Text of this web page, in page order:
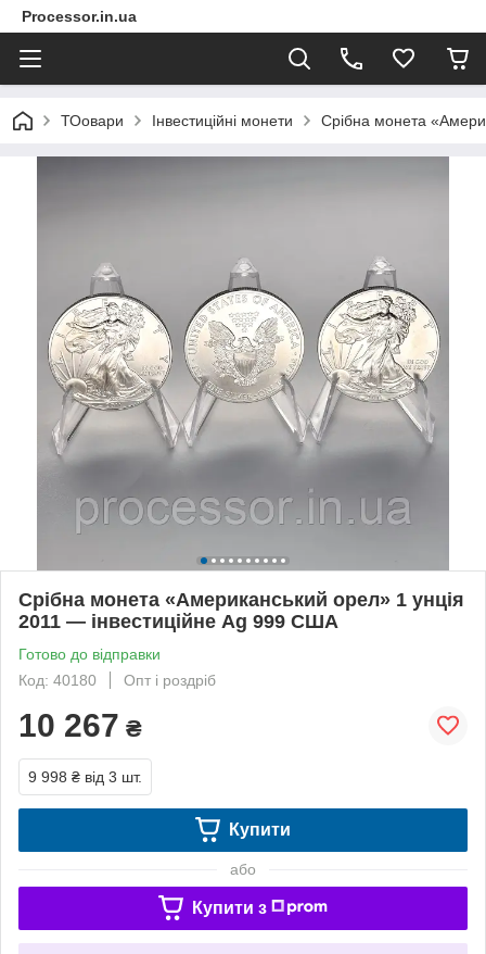
Processor.in.ua
ТОовари Інвестиційні монети Срібна монета
Срібна монета «Американський орел» 1 унція
2011 — інвестиційне Ag 999 США
Готово до відправки
Код: 40180
Опт і роздріб
10 267 ₴
9 998 ₴ від 3 шт.
Купити
або
Купити з